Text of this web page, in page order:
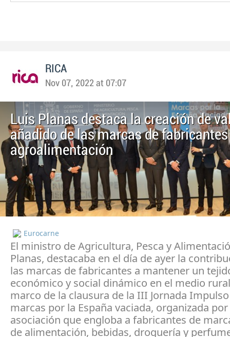
RICA
Nov 07, 2022 at 07:07
Luis Planas destaca la creación de
añadido de las marcas de
agroalimentación
Eurocarne
El ministro de Agricultura, Pesca y
Planas, destacaba en el día de ayer la
las marcas de fabricantes a mantener un
económico y social dinámico en el medio
marco de la clausura de la III Jornada
marcas por la España vaciada, organizada
asociación que engloba a fabricantes de
de alimentación, bebidas, droguería y